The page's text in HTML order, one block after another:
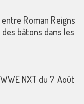
Roman Reigns
bâtons dans les
NXT du 7 Août